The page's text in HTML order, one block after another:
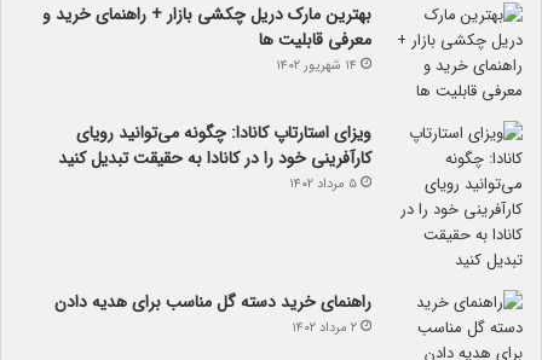
بهترین مارک دریل چکشی بازار + راهنمای خرید و
معرفی قابلیت ها
۱۴ شهریور ۱۴۰۲
ویزای استارتاپ کانادا: چگونه می‌توانید رویای
کارآفرینی خود را در کانادا به حقیقت تبدیل کنید
۵ مرداد ۱۴۰۲
راهنمای خرید دسته گل مناسب برای هدیه دادن
۲ مرداد ۱۴۰۲